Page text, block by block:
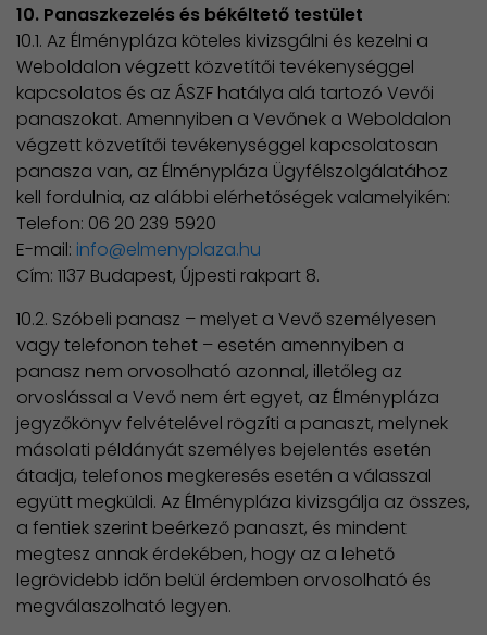
10. Panaszkezelés és békéltető testület
10.1. Az Élménypláza köteles kivizsgálni és kezelni a
Weboldalon végzett közvetítői tevékenységgel
kapcsolatos és az ÁSZF hatálya alá tartozó Vevői
panaszokat. Amennyiben a Vevőnek a Weboldalon
végzett közvetítői tevékenységgel kapcsolatosan
panasza van, az Élménypláza Ügyfélszolgálatához
kell fordulnia, az alábbi elérhetőségek valamelyikén:
Telefon: 06 20 239 5920
E-mail: info@elmenyplaza.hu
Cím: 1137 Budapest, Újpesti rakpart 8.
10.2. Szóbeli panasz – melyet a Vevő személyesen
vagy telefonon tehet – esetén amennyiben a
panasz nem orvosolható azonnal, illetőleg az
orvoslással a Vevő nem ért egyet, az Élménypláza
jegyzőkönyv felvételével rögzíti a panaszt, melynek
másolati példányát személyes bejelentés esetén
átadja, telefonos megkeresés esetén a válasszal
együtt megküldi. Az Élménypláza kivizsgálja az összes,
a fentiek szerint beérkező panaszt, és mindent
megtesz annak érdekében, hogy az a lehető
legrövidebb időn belül érdemben orvosolható és
megválaszolható legyen.